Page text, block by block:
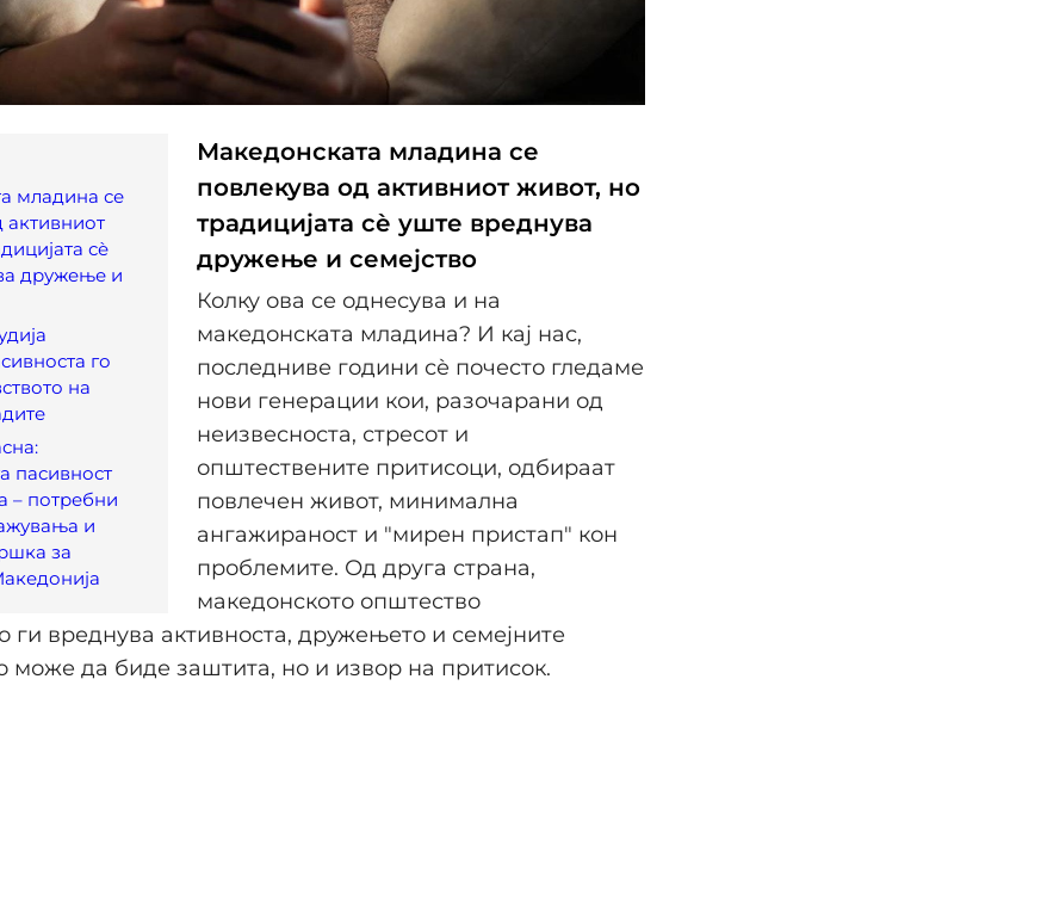
младина се
активниот
сѐ
дружење и
го
на
пасивност
– потребни
и
за
Македонската младина се
повлекува од активниот живот, но
традицијата сѐ уште вреднува
дружење и семејство
Колку ова се однесува и на
македонската младина? И кај нас,
последниве години сѐ почесто гледаме
нови генерации кои, разочарани од
неизвесноста, стресот и
општествените притисоци, одбираат
повлечен живот, минимална
ангажираност и "мирен пристап" кон
проблемите. Од друга страна,
македонското општество
ги вреднува активноста, дружењето и семејните
може да биде заштита, но и извор на притисок.